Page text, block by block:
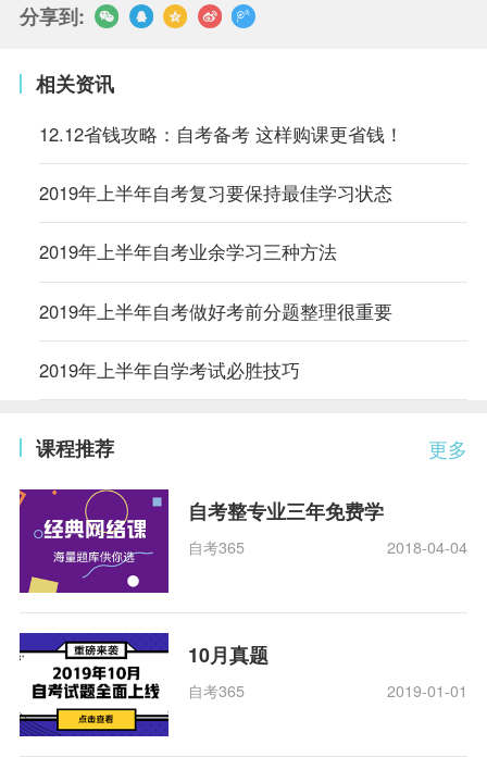
分享到:
相关资讯
12.12省钱攻略：自考备考 这样购课更省钱！
2019年上半年自考复习要保持最佳学习状态
2019年上半年自考业余学习三种方法
2019年上半年自考做好考前分题整理很重要
2019年上半年自学考试必胜技巧
更多
课程推荐
自考整专业三年免费学
自考365 2018-04-04
10月真题
自考365 2019-01-01